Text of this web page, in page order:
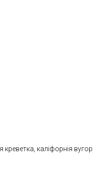
креветка, каліфорнія вугор